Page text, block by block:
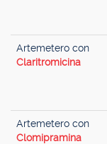
Artemetero con
Claritromicina
Artemetero con
Clomipramina